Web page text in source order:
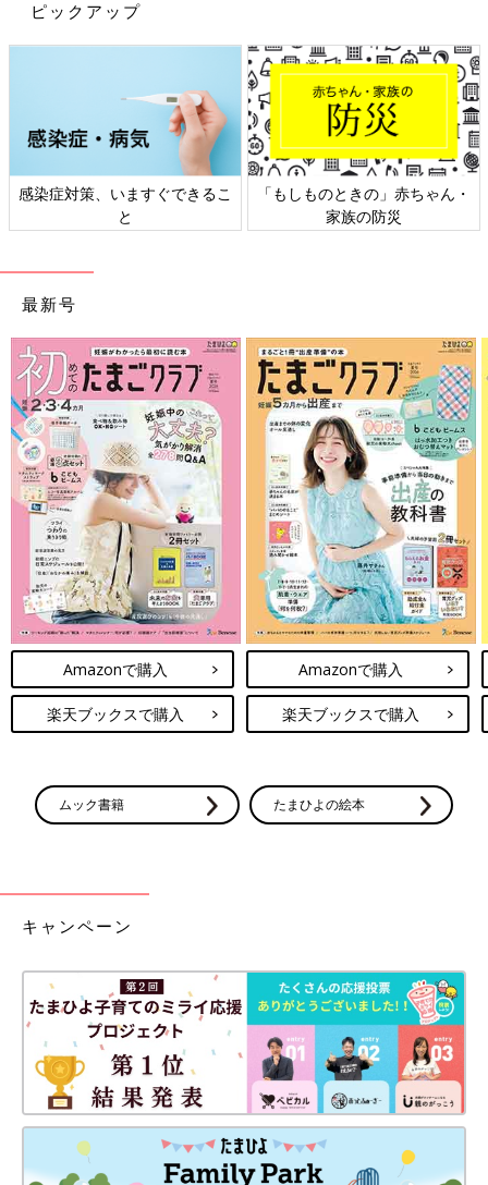
ピックアップ
感染症対策、いますぐできるこ
と
「もしものときの」赤ちゃん・
家族の防災
最新号
Amazonで購入
楽天ブックスで購入
Amazonで購入
楽天ブックスで購入
ムック書籍 たまひよの絵本
キャンペーン